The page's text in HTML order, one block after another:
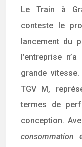
Le Train à
conteste le
lancement du
l’entreprise
grande
TGV M,
termes de
conception.
consommation